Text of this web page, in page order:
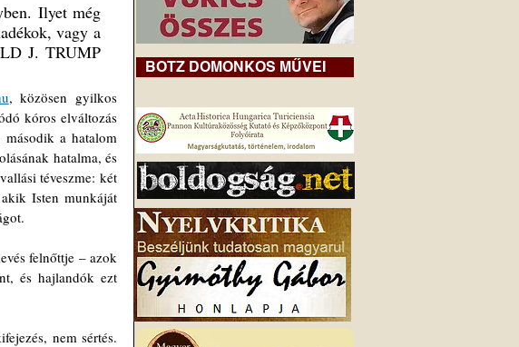
Ilyet még
vagy a
J. TRUMP
, közösen gyilkos
kóros elváltozás
a hatalom
hatalma, és
téveszme: két
Isten munkáját
felnőttje – azok
és hajlandók ezt
BOTZ DOMONKOS MŰVEI